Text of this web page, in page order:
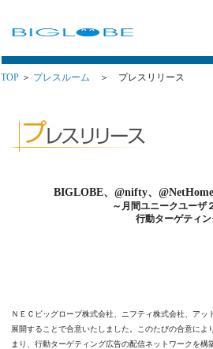
TOP ＞ プレスルーム ＞ プレスリリース
BIGLOBE、@nifty、
～月間ユニークユーザ
行動ターゲティ
ＮＥＣビッグローブ株式会社、ニフティ株式会社、ア
展開することで合意いたしました。このたびの合意に
まり、行動ターゲティング広告の配信ネットワークを構